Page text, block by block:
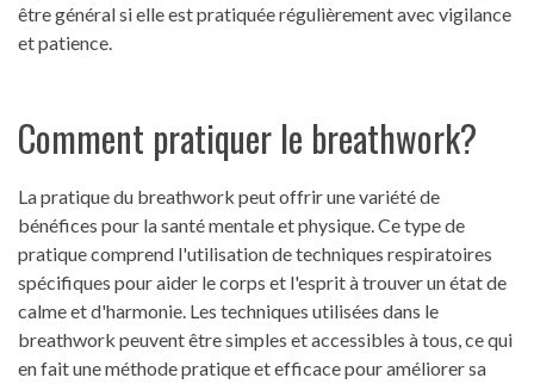
être général si elle est pratiquée régulièrement avec vigilance
et patience.
Comment pratiquer le breathwork?
La pratique du breathwork peut offrir une variété de
bénéfices pour la santé mentale et physique. Ce type de
pratique comprend l'utilisation de techniques respiratoires
spécifiques pour aider le corps et l'esprit à trouver un état de
calme et d'harmonie. Les techniques utilisées dans le
breathwork peuvent être simples et accessibles à tous, ce qui
en fait une méthode pratique et efficace pour améliorer sa